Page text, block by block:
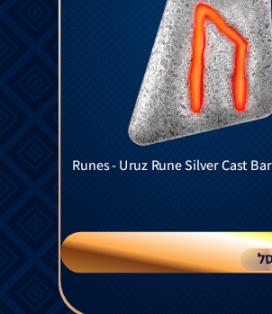
Runes - Uruz Rune Silver Cast